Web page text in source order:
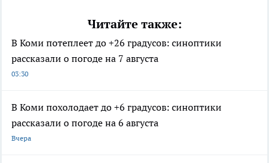
Читайте также:
В Коми потеплеет до +26 градусов: синоптики
рассказали о погоде на 7 августа
03:30
В Коми похолодает до +6 градусов: синоптики
рассказали о погоде на 6 августа
Вчера